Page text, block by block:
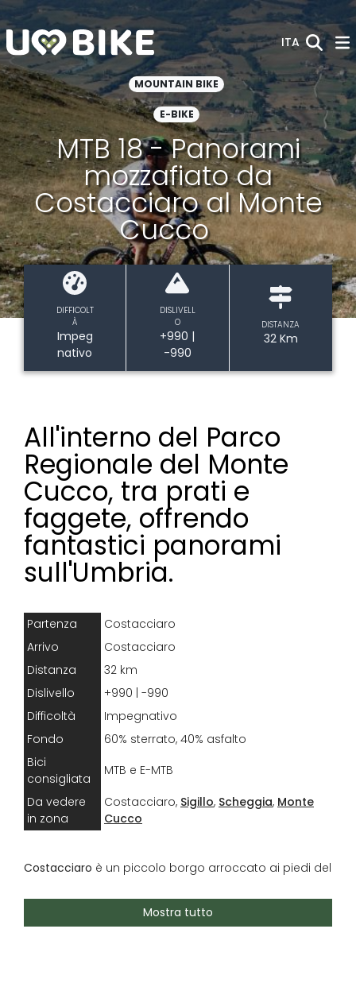
Skip to Main Content
ITA
MOUNTAIN BIKE
E-BIKE
MTB 18 - Panorami
mozzafiato da
Costacciaro al Monte
Cucco
DIFFICOLT
À
Impeg
nativo
DISLIVELL
O
+990 |
-990
DISTANZA
32 Km
All'interno del Parco
Regionale del Monte
Cucco, tra prati e
faggete, offrendo
fantastici panorami
sull'Umbria.
Partenza
Costacciaro
Arrivo
Costacciaro
Distanza
32 km
Dislivello
+990 | -990
Difficoltà
Impegnativo
Fondo
60% sterrato, 40% asfalto
Bici
consigliata
MTB e E-MTB
Da vedere
in zona
Costacciaro, Sigillo, Scheggia, Monte
Cucco
Costacciaro è un piccolo borgo arroccato ai piedi del
mountain bike e il trekking, dal momento che in
quest'area trovi numerose opportunità sia per
Mostra tutto